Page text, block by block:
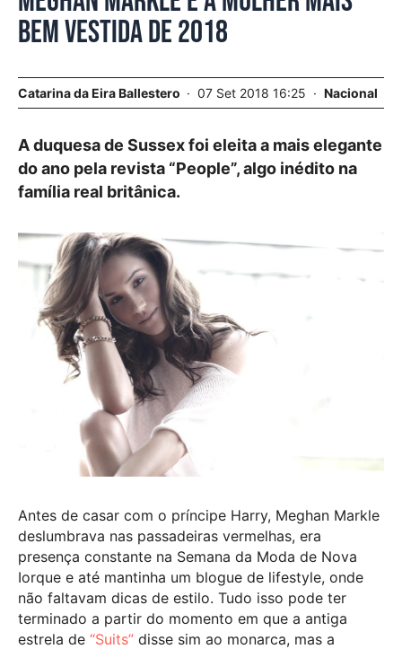
bem vestida de 2018
Catarina da Eira Ballestero 07 Set 2018 16:25 Nacional
A duquesa de Sussex foi eleita a mais elegante
do ano pela revista “People”, algo inédito na
família real britânica.
Antes de casar com o príncipe Harry, Meghan Markle
deslumbrava nas passadeiras vermelhas, era
presença constante na Semana da Moda de Nova
Iorque e até mantinha um blogue de lifestyle, onde
não faltavam dicas de estilo. Tudo isso pode ter
terminado a partir do momento em que a antiga
estrela de “Suits” disse sim ao monarca, mas a